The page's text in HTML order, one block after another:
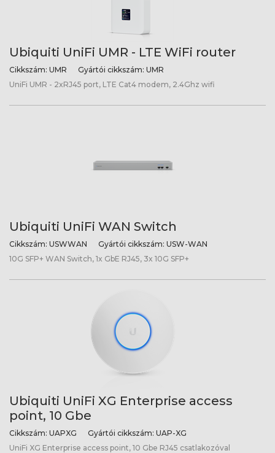
Ubiquiti UniFi UMR - LTE WiFi router
Cikkszám: UMR Gyártói cikkszám: UMR
UniFi UMR - 2xRJ45 port, LTE Cat4 modem, 2.4Ghz wifi
Ubiquiti UniFi WAN Switch
Cikkszám: USWWAN Gyártói cikkszám: USW-WAN
10G SFP+ WAN Switch, 1x GbE RJ45, 3x 10G SFP+
Ubiquiti UniFi XG Enterprise access
point, 10 Gbe
Cikkszám: UAPXG Gyártói cikkszám: UAP-XG
UniFi XG Enterprise access point, 10 Gbe RJ45 csatlakozóval